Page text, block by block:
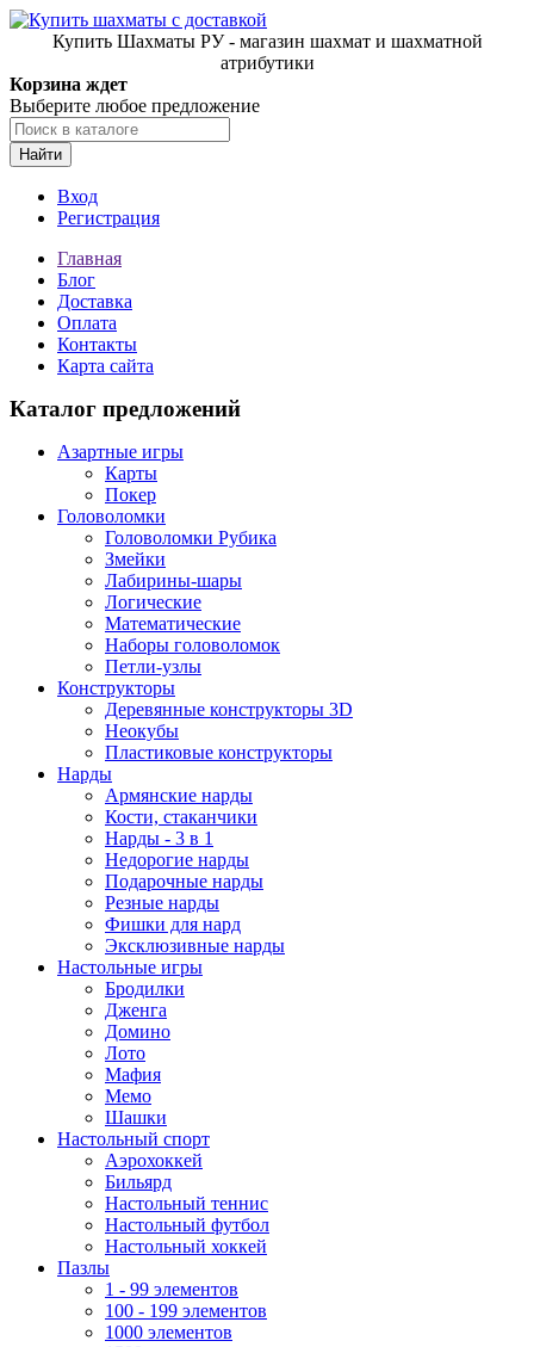
Купить Шахматы РУ - магазин шахмат и шахматной
атрибутики
Корзина ждет
Выберите любое предложение
Найти
Вход
Регистрация
Главная
Блог
Доставка
Оплата
Контакты
Карта сайта
Каталог предложений
Азартные игры
Карты
Покер
Головоломки
Головоломки Рубика
Змейки
Лабирины-шары
Логические
Математические
Наборы головоломок
Петли-узлы
Конструкторы
Деревянные конструкторы 3D
Неокубы
Пластиковые конструкторы
Нарды
Армянские нарды
Кости, стаканчики
Нарды - 3 в 1
Недорогие нарды
Подарочные нарды
Резные нарды
Фишки для нард
Эксклюзивные нарды
Настольные игры
Бродилки
Дженга
Домино
Лото
Мафия
Мемо
Шашки
Настольный спорт
Аэрохоккей
Бильярд
Настольный теннис
Настольный футбол
Настольный хоккей
Пазлы
1 - 99 элементов
100 - 199 элементов
1000 элементов